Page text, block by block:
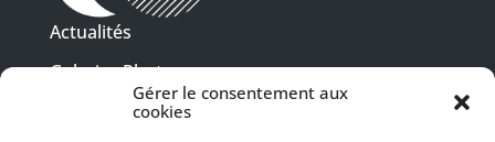
Gérer le consentement aux
cookies
Actualités
Galeries Photos
Vidéothèque